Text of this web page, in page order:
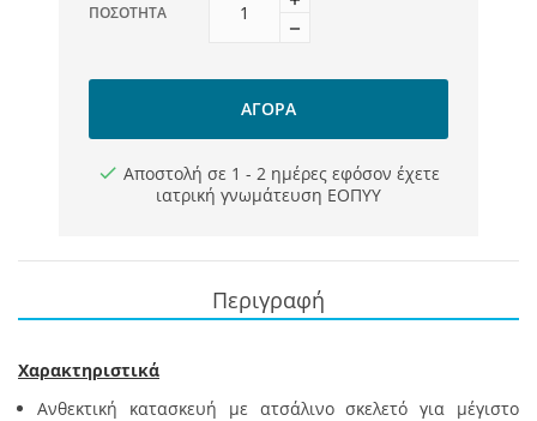
ΠΟΣΌΤΗΤΑ
ΑΓΟΡΆ
Αποστολή σε 1 - 2 ημέρες εφόσον έχετε
ιατρική γνωμάτευση ΕΟΠΥΥ
Περιγραφή
Χαρακτηριστικά
Ανθεκτική κατασκευή με ατσάλινο σκελετό για μέγιστο